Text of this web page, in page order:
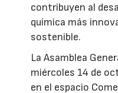
contribuyen al
química más
sostenible.
La Asamblea
miércoles 14 de
en el espacio